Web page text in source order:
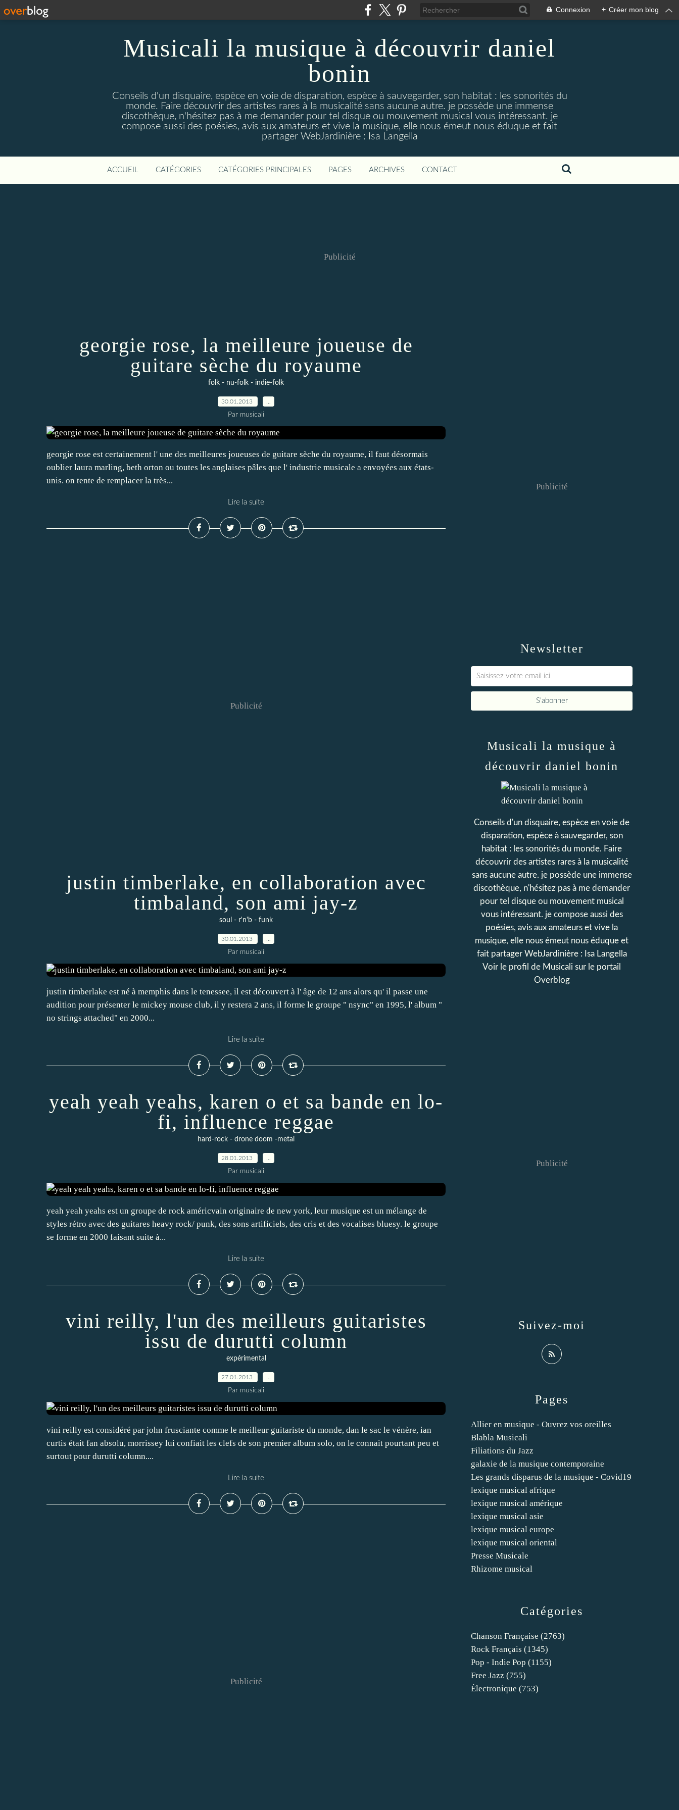
Connexion + Créer mon blog
Musicali la musique à découvrir daniel
bonin
Conseils d'un disquaire, espèce en voie de disparation, espèce à sauvegarder, son habitat : les sonorités du
monde. Faire découvrir des artistes rares à la musicalité sans aucune autre. je possède une immense
discothèque, n'hésitez pas à me demander pour tel disque ou mouvement musical vous intéressant. je
compose aussi des poésies, avis aux amateurs et vive la musique, elle nous émeut nous éduque et fait
partager WebJardinière : Isa Langella
ACCUEIL CATÉGORIES CATÉGORIES PRINCIPALES PAGES ARCHIVES CONTACT
Publicité
georgie rose, la meilleure joueuse de
guitare sèche du royaume
folk - nu-folk - indie-folk
30.01.2013
Par musicali
georgie rose est certainement l' une des meilleures joueuses de guitare sèche du royaume, il faut désormais
oublier laura marling, beth orton ou toutes les anglaises pâles que l' industrie musicale a envoyées aux états-
unis. on tente de remplacer la très...
Lire la suite
Publicité
justin timberlake, en collaboration avec
timbaland, son ami jay-z
soul - r'n'b - funk
30.01.2013
Par musicali
justin timberlake est né à memphis dans le tenessee, il est découvert à l' âge de 12 ans alors qu' il passe une
audition pour présenter le mickey mouse club, il y restera 2 ans, il forme le groupe " nsync" en 1995, l' album "
no strings attached" en 2000...
Lire la suite
yeah yeah yeahs, karen o et sa bande en lo-
fi, influence reggae
hard-rock - drone doom -metal
28.01.2013
Par musicali
yeah yeah yeahs est un groupe de rock américvain originaire de new york, leur musique est un mélange de
styles rétro avec des guitares heavy rock/ punk, des sons artificiels, des cris et des vocalises bluesy. le groupe
se forme en 2000 faisant suite à...
Lire la suite
vini reilly, l'un des meilleurs guitaristes
issu de durutti column
expérimental
27.01.2013
Par musicali
vini reilly est considéré par john frusciante comme le meilleur guitariste du monde, dan le sac le vénère, ian
curtis était fan absolu, morrissey lui confiait les clefs de son premier album solo, on le connait pourtant peu et
surtout pour durutti column....
Lire la suite
Publicité
Newsletter
Publicité
Catégories
Chanson Française (2763)
Rock Français (1345)
Pop - Indie Pop (1155)
Free Jazz (755)
Électronique (753)
Pages
Allier en musique - Ouvrez vos oreilles
Blabla Musicali
Filiations du Jazz
galaxie de la musique contemporaine
Les grands disparus de la musique - Covid19
lexique musical afrique
lexique musical amérique
lexique musical asie
lexique musical europe
lexique musical oriental
Presse Musicale
Rhizome musical
Musicali la musique à
découvrir daniel bonin
Conseils d'un disquaire, espèce en voie de
disparation, espèce à sauvegarder, son
habitat : les sonorités du monde. Faire
découvrir des artistes rares à la musicalité
sans aucune autre. je possède une immense
discothèque, n'hésitez pas à me demander
pour tel disque ou mouvement musical
vous intéressant. je compose aussi des
poésies, avis aux amateurs et vive la
musique, elle nous émeut nous éduque et
fait partager WebJardinière : Isa Langella
Voir le profil de Musicali sur le portail
Overblog
Suivez-moi
Publicité